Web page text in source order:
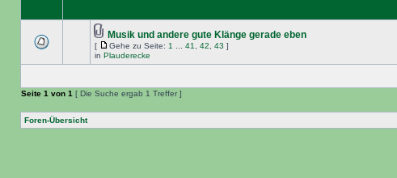
Musik und andere gute Klänge gerade eben
[ Gehe zu Seite: 1 41 42 43 ]
in Plauderecke
Seite 1 von 1 [ Die Suche ergab 1 Treffer ]
Foren-Übersicht